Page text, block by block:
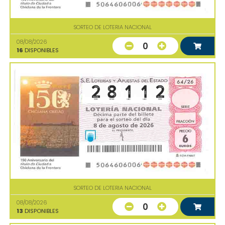
SORTEO DE LOTERIA NACIONAL
08/08/2026
16 DISPONIBLES 0
SORTEO DE LOTERIA NACIONAL
08/08/2026
13 DISPONIBLES 0